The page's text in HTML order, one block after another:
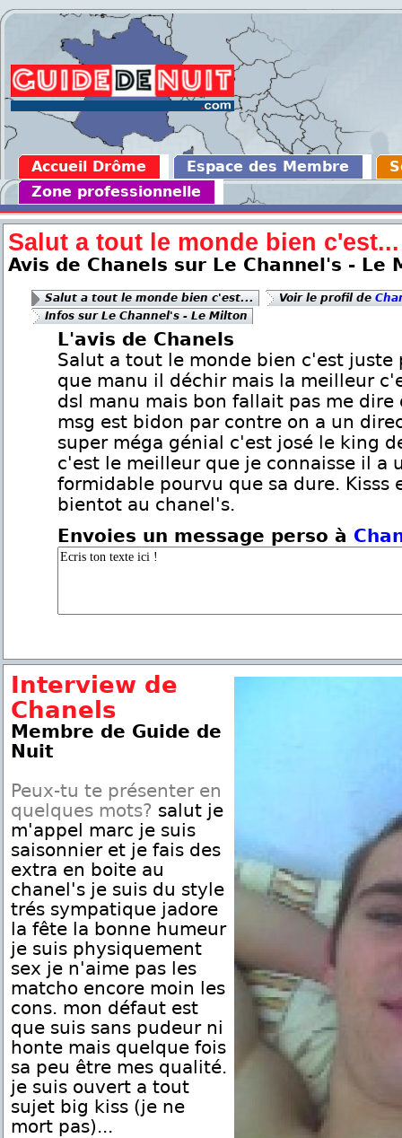
Accueil Drôme Espace des Membre
Zone professionnelle
Salut a tout le monde bien c'est...
Avis de Chanels sur Le Channel's - Le
Salut a tout le monde bien c'est... Voir le profil de
Infos sur Le Channel's - Le Milton
L'avis de Chanels
Salut a tout le monde bien c'est juste
que manu il déchir mais la meilleur
dsl manu mais bon fallait pas me dire
msg est bidon par contre on a un
super méga génial c'est josé le king
c'est le meilleur que je connaisse il a
formidable pourvu que sa dure. Kisss
bientot au chanel's.
Envoies un message perso à
Interview de
Chanels
Membre de Guide de
Nuit
Peux-tu te présenter en
quelques mots? salut je
m'appel marc je suis
saisonnier et je fais des
extra en boite au
chanel's je suis du style
trés sympatique jadore
la fête la bonne humeur
je suis physiquement
sex je n'aime pas les
matcho encore moin les
cons. mon défaut est
que suis sans pudeur ni
honte mais quelque fois
sa peu être mes qualité.
je suis ouvert a tout
sujet big kiss (je ne
mort pas)...